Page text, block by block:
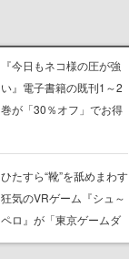
『今日もネコ様の圧が強
い』電子書籍の既刊1～2
巻が「30％オフ」でお得
たネコたちと、ネコを溺
愛する人間のすれ違いを
描く
ひたすら“靴”を舐めまわす
狂気のVRゲーム『シュ～
ペロ』が「東京ゲームダ
ンジョン」に展示中。キ